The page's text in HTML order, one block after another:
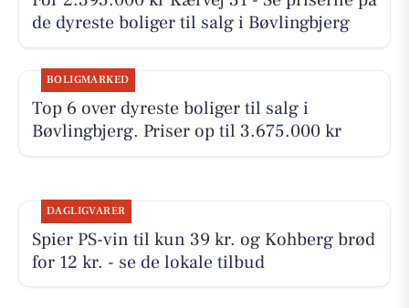
de dyreste boliger til salg i Bøvlingbjerg
BOLIGMARKED
Top 6 over dyreste boliger til salg i
Bøvlingbjerg. Priser op til 3.675.000 kr
DAGLIGVARER
Spier PS-vin til kun 39 kr. og Kohberg brød
for 12 kr. - se de lokale tilbud